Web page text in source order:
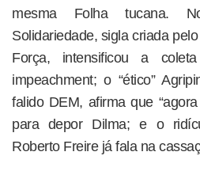
mesma Folha tucana.
Solidariedade, sigla criada
Força, intensificou a
impeachment; o “ético”
falido DEM, afirma que
para depor Dilma; e o
Roberto Freire já fala na